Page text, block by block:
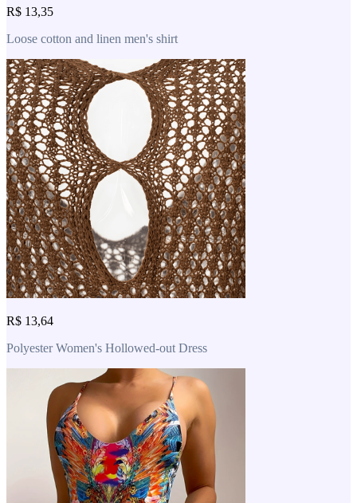
R$ 13,35
Loose cotton and linen men's shirt
R$ 13,64
Polyester Women's Hollowed-out Dress